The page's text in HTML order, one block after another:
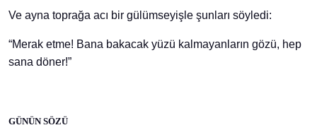
Ve ayna toprağa acı bir gülümseyişle şunları söyledi:
“Merak etme! Bana bakacak yüzü kalmayanların gözü, hep
sana döner!”
GÜNÜN SÖZÜ